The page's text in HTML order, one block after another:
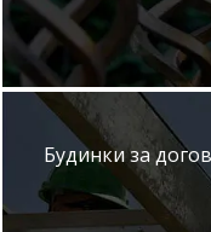
Будинки за